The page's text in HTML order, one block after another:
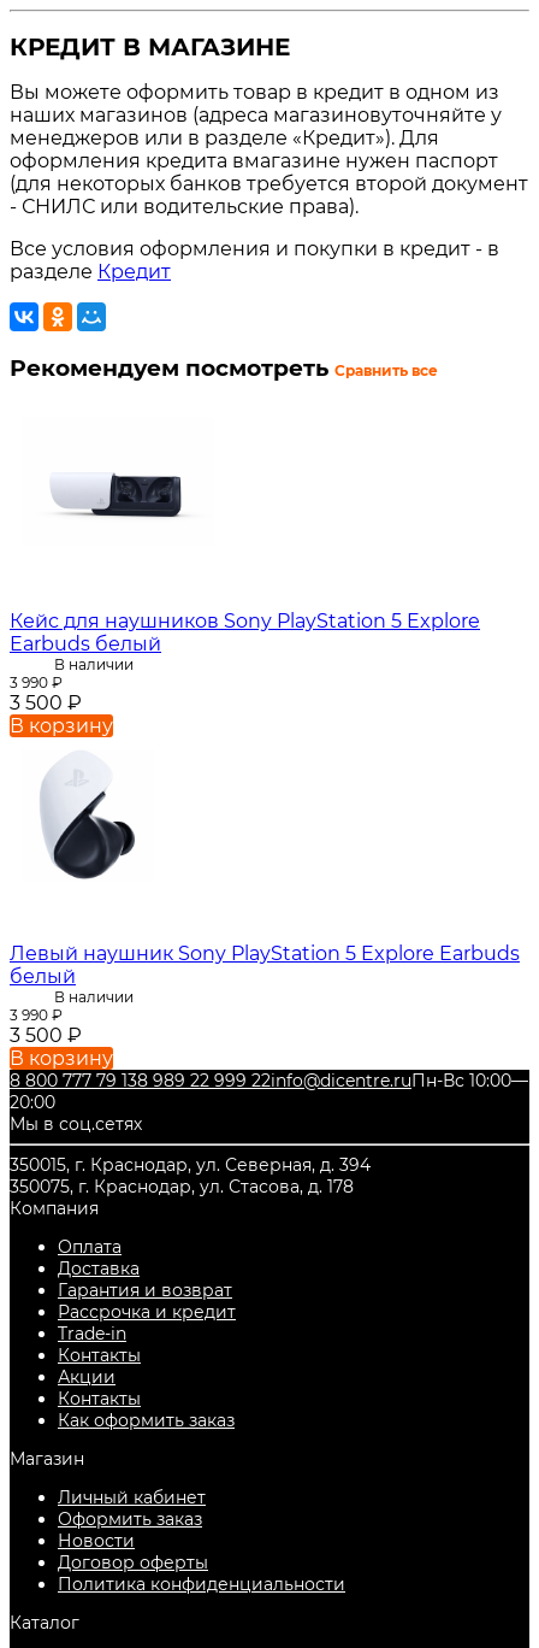
КРЕДИТ В МАГАЗИНЕ
Вы можете оформить товар в кредит в одном из
наших магазинов (адреса магазиновуточняйте у
менеджеров или в разделе «Кредит»). Для
оформления кредита вмагазине нужен паспорт
(для некоторых банков требуется второй документ
- СНИЛС или водительские права).
Все условия оформления и покупки в кредит - в
разделе Кредит
Рекомендуем посмотреть Сравнить все
Кейс для наушников Sony PlayStation 5 Explore
Earbuds белый
В наличии
3 990 ₽
3 500 ₽
В корзину
Левый наушник Sony PlayStation 5 Explore Earbuds
белый
В наличии
3 990 ₽
3 500 ₽
В корзину
8 800 777 79 138 989 22 999 22info@dicentre.ruПн-Вс 10:00—
20:00
Мы в соц.сетях
350015, г. Краснодар, ул. Северная, д. 394
350075, г. Краснодар, ул. Стасова, д. 178
Компания
Оплата
Доставка
Гарантия и возврат
Рассрочка и кредит
Trade-in
Контакты
Акции
Контакты
Как оформить заказ
Магазин
Личный кабинет
Оформить заказ
Новости
Договор оферты
Политика конфиденциальности
Каталог